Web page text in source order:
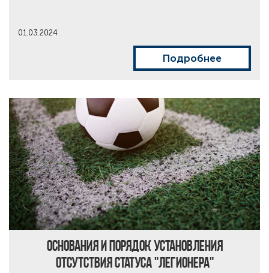
01.03.2024
Подробнее
Основания и порядок установления
отсутствия статуса "легионера"